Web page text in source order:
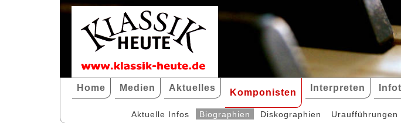
Home Medien Aktuelles Komponisten Interpreten
Aktuelle Infos Biographien Diskographien Uraufführungen